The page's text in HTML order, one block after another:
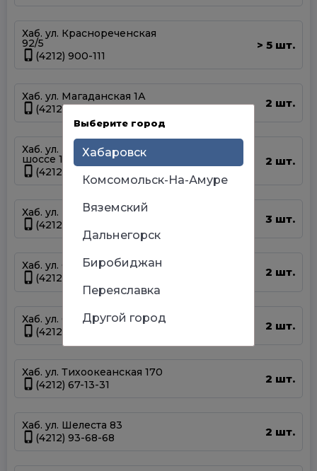
Хаб. ул. Краснореченская
92/5
(4212) 900-111
> 5 шт.
Хаб. ул. Магаданская 1А
(4212) 63-39-83
2 шт.
Хаб. ул. Матвеевское
шоссе 13А
(4212) 69-93-93
2 шт.
Хаб. ул. Панфиловцев 14Б
(4212) 63-22-47
3 шт.
Хаб. ул. Серышева 34
(4212) 47-44-66
2 шт.
Хаб. ул. Суворова 45
(4212) 50-67-37
2 шт.
Хаб. ул. Тихоокеанская 170
(4212) 67-13-31
2 шт.
Хаб. ул. Шелеста 83
(4212) 93-68-68
2 шт.
Выберите город
Хабаровск
Комсомольск-На-Амуре
Вяземский
Дальнегорск
Биробиджан
Переяславка
Другой город